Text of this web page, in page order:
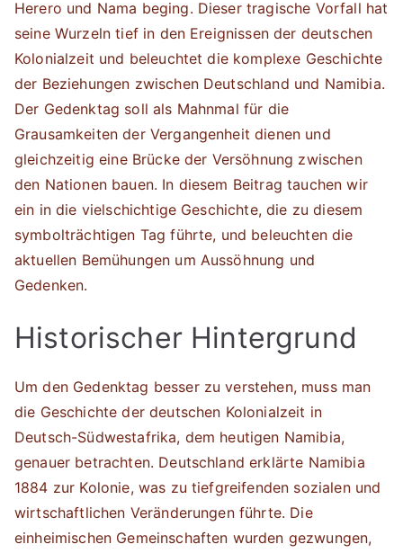
Herero und Nama beging. Dieser tragische Vorfall hat
seine Wurzeln tief in den Ereignissen der deutschen
Kolonialzeit und beleuchtet die komplexe Geschichte
der Beziehungen zwischen Deutschland und Namibia.
Der Gedenktag soll als Mahnmal für die
Grausamkeiten der Vergangenheit dienen und
gleichzeitig eine Brücke der Versöhnung zwischen
den Nationen bauen. In diesem Beitrag tauchen wir
ein in die vielschichtige Geschichte, die zu diesem
symbolträchtigen Tag führte, und beleuchten die
aktuellen Bemühungen um Aussöhnung und
Gedenken.
Historischer Hintergrund
Um den Gedenktag besser zu verstehen, muss man
die Geschichte der deutschen Kolonialzeit in
Deutsch-Südwestafrika, dem heutigen Namibia,
genauer betrachten. Deutschland erklärte Namibia
1884 zur Kolonie, was zu tiefgreifenden sozialen und
wirtschaftlichen Veränderungen führte. Die
einheimischen Gemeinschaften wurden gezwungen,